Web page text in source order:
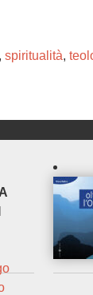
, spiritualità,